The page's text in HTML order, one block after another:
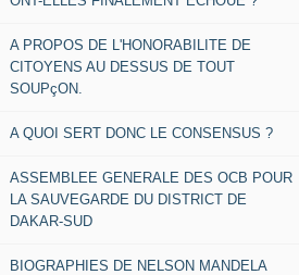
A PROPOS DE L'HONORABILITE DE
CITOYENS AU DESSUS DE TOUT
SOUPçON.
A QUOI SERT DONC LE CONSENSUS ?
ASSEMBLEE GENERALE DES OCB POUR
LA SAUVEGARDE DU DISTRICT DE
DAKAR-SUD
BIOGRAPHIES DE NELSON MANDELA